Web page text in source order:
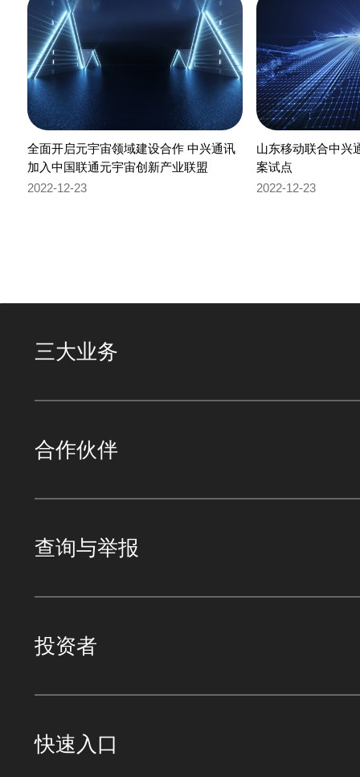
全面开启元宇宙领域建设合作 中兴通讯
加入中国联通元宇宙创新产业联盟
2022-12-23
山东移动联合中兴
案试点
2022-12-23
三大业务
合作伙伴
查询与举报
投资者
快速入口